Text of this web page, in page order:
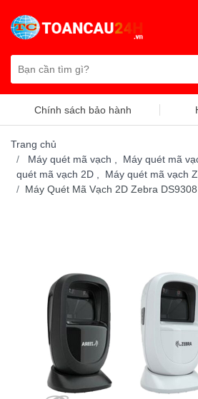
Hình thức thanh toán
Trang chủ
Máy quét mã vạch , Máy quét mã
quét mã vạch 2D , Máy quét mã vạch
Máy Quét Mã Vạch 2D Zebra DS9308